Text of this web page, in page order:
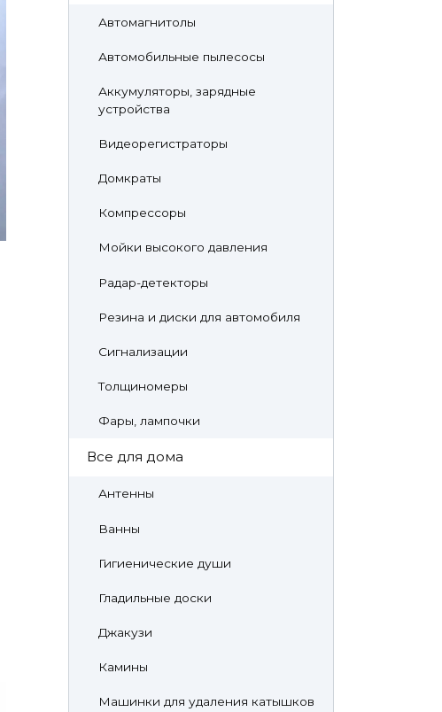
Автомагнитолы
Автомобильные пылесосы
Аккумуляторы, зарядные
устройства
Видеорегистраторы
Домкраты
Компрессоры
Мойки высокого давления
Радар-детекторы
Резина и диски для автомобиля
Сигнализации
Толщиномеры
Фары, лампочки
Все для дома
Антенны
Ванны
Гигиенические души
Гладильные доски
Джакузи
Камины
Машинки для удаления катышков